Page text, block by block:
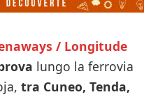
/ Longitude
lungo la ferrovia
tra Cuneo, Tenda,